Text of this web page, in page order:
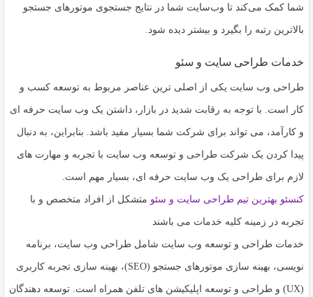
لینک
شما کمک می‌کند تا وب‌سایت شما در نتایج جستجوی موتورهای جستجو
بالاترین رتبه را بگیرد و بیشتر دیده شود.
خدمات طراحی سایت و سئو
طراحی وب سایت یکی از اصلی ترین عناصر مربوط به توسعه کسب و
کار است. با توجه به رقابت شدید در بازار، داشتن یک وب سایت حرفه ای
و کارآمد، می تواند برای شرکت شما بسیار مفید باشد. بنابراین، به دنبال
پیدا کردن یک شرکت طراحی و توسعه وب سایت با تجربه و مهارت های
لازم برای طراحی یک وب سایت حرفه ای، بسیار مهم است.
کنسئو بهترین تیم طراحی سایت و سئو متشکل از افراد متخصص و با
تجربه در زمینه کلیه خدمات می باشند
خدمات طراحی و توسعه وب سایت شامل طراحی وب سایت، برنامه
نویسی، بهینه سازی موتورهای جستجو (SEO)، بهینه سازی تجربه کاربری
(UX) و طراحی و توسعه اپلیکیشن های تلفن همراه است. توسعه دهندگان